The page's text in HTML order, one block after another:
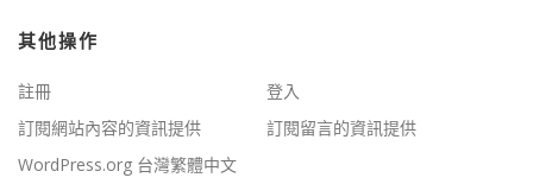
其他操作
註冊
登入
訂閱網站內容的資訊提供
訂閱留言的資訊提供
WordPress.org 台灣繁體中文